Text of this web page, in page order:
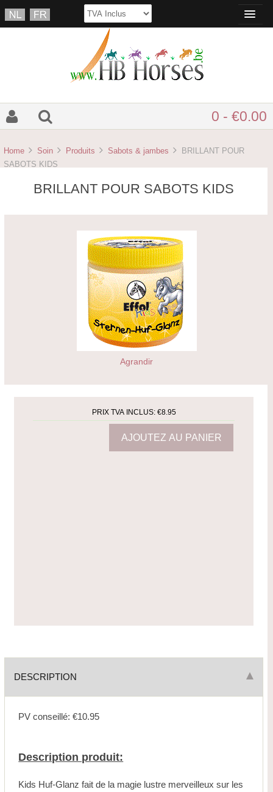
0 - €0.00
Home Soin Produits Sabots & jambes
BRILLANT POUR
SABOTS KIDS
BRILLANT POUR SABOTS KIDS
Agrandir
PRIX TVA INCLUS: €8.95
DESCRIPTION
PV conseillé: €10.95
Description produit:
Kids Huf-Glanz fait de la magie lustre merveilleux sur les